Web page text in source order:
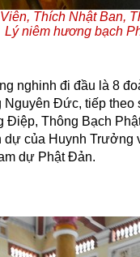
Thích Nhật Ban,
Lý niêm hương bạch
nghinh đi đầu là 8
Đức, tiếp
Điệp, Thông Bạch
của Huynh
dự Phật Đản.